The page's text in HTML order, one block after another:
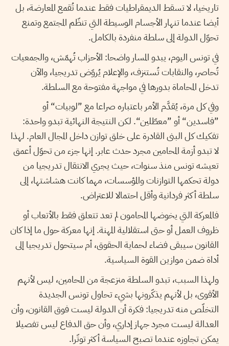
تاريخيا، لا تسقط الديمقراطيات فقط عندما تُقمع المعارضة، بل
أيضا عندما تنهار الأجسام الوسيطة التي تنظّم المجتمع وتمنع
تحوّل الدولة إلى سلطة منفردة بالكامل.
في تونس اليوم، يبدو المسار واضحا: الأحزاب تُهمّش، والجمعيات
تُحاصر، والنقابات تُستنزف، والإعلام يُروّض تدريجيا، والآن
تدخل المحاماة بدورها في مواجهة مفتوحة مع السلطة.
وفي كل مرة، يُقدَّم الأمر باعتباره صراعا مع ”لوبيات“ أو
”فاسدين“ أو ”معطّلين“. لكن النتيجة النهائية تبدو واحدة:
تفكيك كل البنى القادرة على خلق توازن داخل المجال العام. لهذا
لا تبدو أزمة المحامين مجرد حدث عابر. إنها جزء من تحوّل أعمق
تعيشه تونس منذ سنوات، حيث يجري الانتقال تدريجيا من
دولة تحكمها التوازنات والمؤسسات، مهما كانت هشاشتها، إلى
سلطة أكثر فردانية وأقل احتمالا للاعتراض.
فالمعركة التي يخوضها المحامون لم تعد تتعلق فقط بالأتعاب أو
ظروف العمل أو حتى استقلالية المهنة. إنها معركة حول ما إذا كان
القانون سيبقى فضاء لحماية الحقوق، أم سيتحول تدريجيا إلى
أداة ضمن موازين القوة السياسية.
ولهذا السبب، تبدو السلطة منزعجة من المحامين، ليس لأنهم
الأقوى، بل لأنهم يذكّرونها بشيء تحاول تونس الجديدة
التخلّص منه تدريجيا: فكرة أن الدولة ليست فوق القانون، وأن
العدالة ليست مجرد جهاز إداري، وأن حق الدفاع ليس تفصيلا
يمكن تجاوزه عندما تصبح السياسة أكثر توتّرا.